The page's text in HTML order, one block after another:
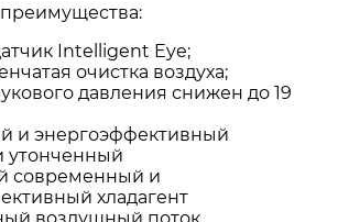
Intelligent Eye;
очистка воздуха;
давления снижен до 19
и энергоэффективный
современный и
хладагент
воздушный поток